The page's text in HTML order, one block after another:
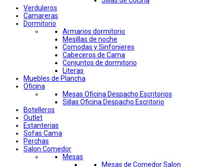
Verduleros
Camareras
Dormitorio
Armarios dormitorio
Mesillas de noche
Comodas y Sinfonieres
Cabeceros de Cama
Conjuntos de dormitorio
Literas
Muebles de Plancha
Oficina
Mesas Oficina Despacho Escritorios
Sillas Oficina Despacho Escritorio
Botelleros
Outlet
Estanterias
Sofas Cama
Perchas
Salon Comedor
Mesas
Mesas de Comedor Salon